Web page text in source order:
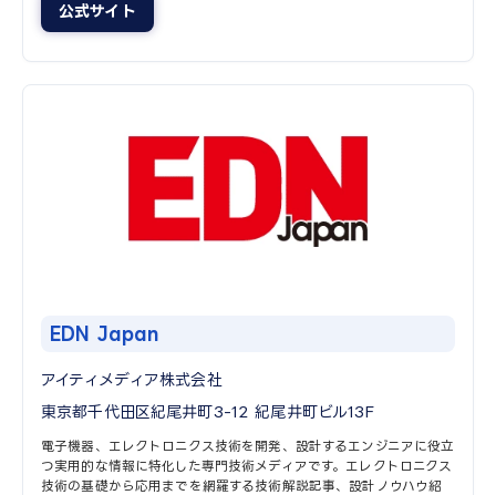
公式サイト
EDN Japan
アイティメディア株式会社
東京都千代田区紀尾井町3-12 紀尾井町ビル13F
電子機器、エレクトロニクス技術を開発、設計するエンジニアに役立
つ実用的な情報に特化した専門技術メディアです。エレクトロニクス
技術の基礎から応用までを網羅する技術解説記事、設計ノウハウ紹